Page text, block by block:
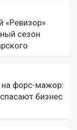
«Ревизор»
сезон
форс-мажор:
бизнес